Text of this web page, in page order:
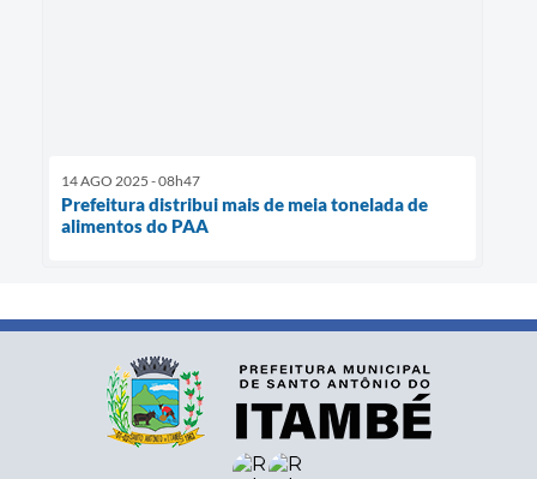
14 AGO 2025 - 08h47
Prefeitura distribui mais de meia tonelada de
alimentos do PAA